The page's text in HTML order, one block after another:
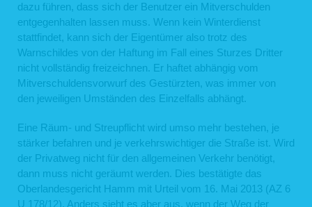
dazu führen, dass sich der Benutzer ein Mitverschulden
entgegenhalten lassen muss. Wenn kein Winterdienst
stattfindet, kann sich der Eigentümer also trotz des
Warnschildes von der Haftung im Fall eines Sturzes Dritter
nicht vollständig freizeichnen. Er haftet abhängig vom
Mitverschuldensvorwurf des Gestürzten, was immer von
den jeweiligen Umständen des Einzelfalls abhängt.
Eine Räum- und Streupflicht wird umso mehr bestehen, je
stärker befahren und je verkehrswichtiger die Straße ist. Wird
der Privatweg nicht für den allgemeinen Verkehr benötigt,
dann muss nicht geräumt werden. Dies bestätigte das
Oberlandesgericht Hamm mit Urteil vom 16. Mai 2013 (AZ 6
U 178/12). Anders sieht es aber aus, wenn der Weg der